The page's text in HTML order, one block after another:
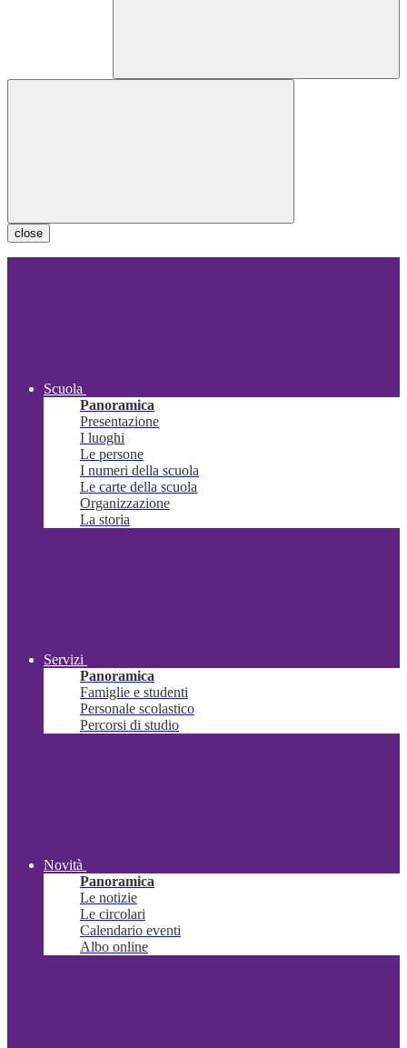
close
Scuola
Panoramica
Presentazione
I luoghi
Le persone
I numeri della scuola
Le carte della scuola
Organizzazione
La storia
Servizi
Panoramica
Famiglie e studenti
Personale scolastico
Percorsi di studio
Novità
Panoramica
Le notizie
Le circolari
Calendario eventi
Albo online